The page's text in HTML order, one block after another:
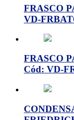
FRASCO
VD-
FRASCO
Cód: VD-